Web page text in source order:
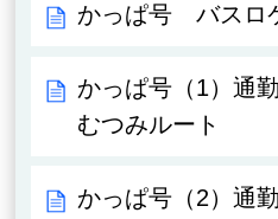
かっぱ号 バスロ
かっぱ号（1）通
むつみルート
かっぱ号（2）通